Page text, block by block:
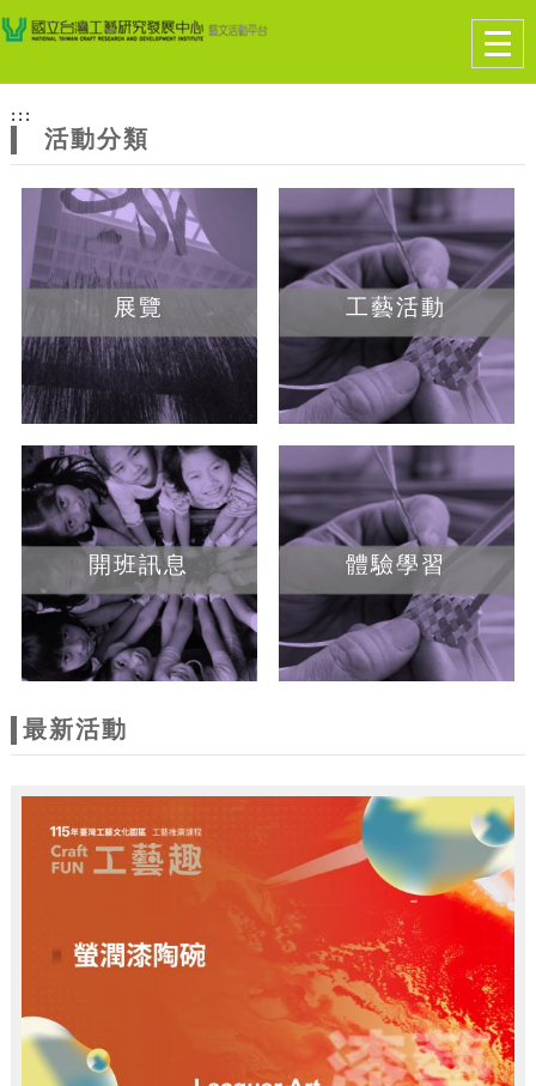
網
站
主
題
跳到主要內容
網站導覽
:::
活動分類
展覽 工藝活動
開班訊息 體驗學習
最新活動